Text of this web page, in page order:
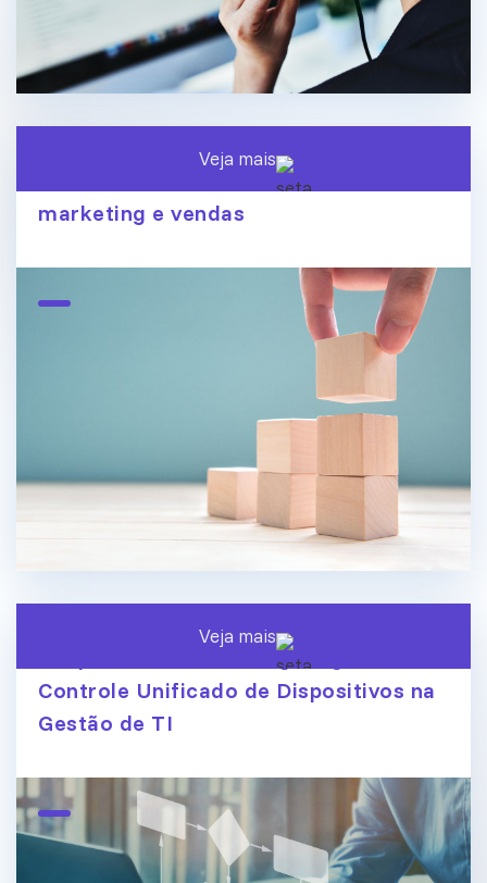
O fim dos silos de dados: conecte
marketing e vendas
Veja mais
Endpoint Central ManageEngine:
Controle Unificado de Dispositivos na
Gestão de TI
Veja mais